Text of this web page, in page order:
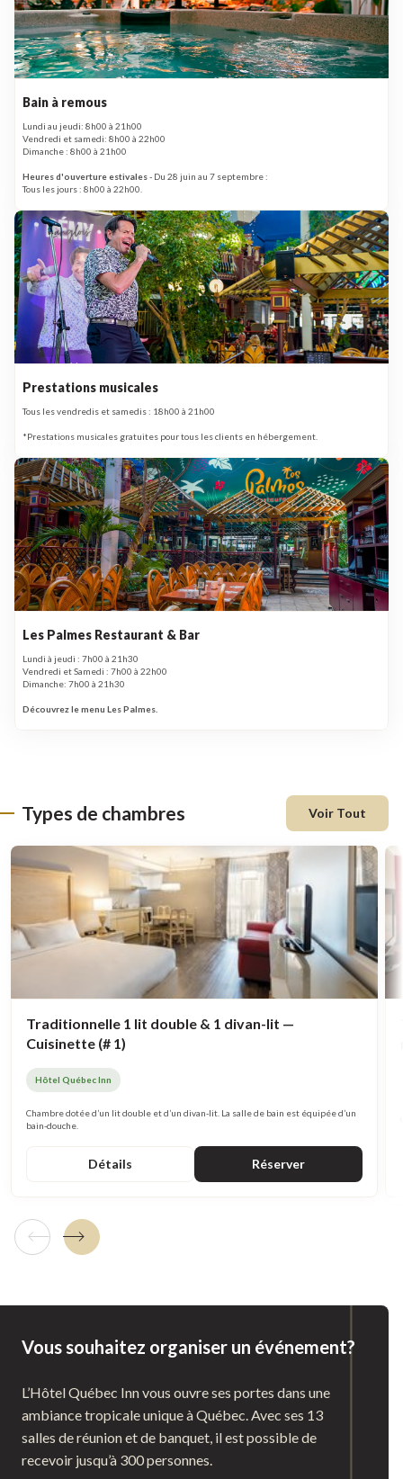
Bain à remous
Lundi au jeudi: 8h00 à 21h00
Vendredi et samedi: 8h00 à 22h00
Dimanche : 8h00 à 21h00
Heures d'ouverture estivales- Du 28 juin au 7 septembre :
Tous les jours : 8h00 à 22h00.
Prestations musicales
Tous les vendredis et samedis : 18h00 à 21h00
*Prestations musicales gratuites pour tous les clients en hébergement.
Les Palmes Restaurant & Bar
Lundi à jeudi : 7h00 à 21h30
Vendredi et Samedi : 7h00 à 22h00
Dimanche: 7h00 à 21h30
Découvrez le menu Les Palmes.
Types de chambres Voir Tout
Traditionnelle 1 lit double & 1 divan-lit —
Cuisinette (# 1)
Hôtel Québec Inn
Chambre dotée d’un lit double et d’un divan-lit. La salle de bain est équipée d’un
bain-douche.
Détails Réserver
Tuile précédente
Tuile suivante
Vous souhaitez organiser un événement?
L’Hôtel Québec Inn vous ouvre ses portes dans une
ambiance tropicale unique à Québec. Avec ses 13
salles de réunion et de banquet, il est possible de
recevoir jusqu’à 300 personnes.